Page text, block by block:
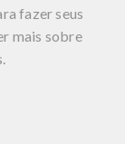
fazer seus
mais sobre